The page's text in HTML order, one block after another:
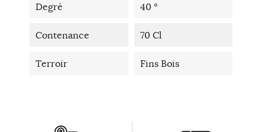
Degré 40 °
Contenance 70 Cl
Terroir Fins Bois